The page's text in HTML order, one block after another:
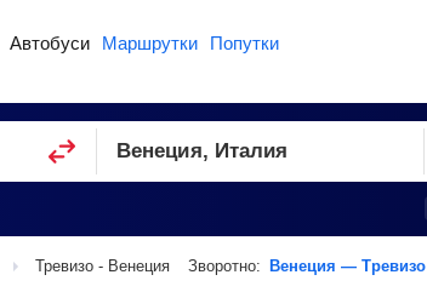
Автобуси Маршрутки Попутки
Тревизо - Венеция Зворотно: Венеция — Тревизо